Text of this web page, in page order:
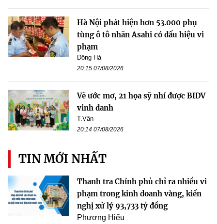
Hà Nội phát hiện hơn 53.000 phụ
tùng ô tô nhãn Asahi có dấu hiệu vi
phạm
Đông Hà
20:15 07/08/2026
Vẽ ước mơ, 21 họa sỹ nhí được BIDV
vinh danh
T.Vân
20:14 07/08/2026
TIN MỚI NHẤT
Thanh tra Chính phủ chỉ ra nhiều vi
phạm trong kinh doanh vàng, kiến
nghị xử lý 93,733 tỷ đồng
Phương Hiếu